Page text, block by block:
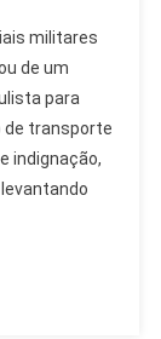
militares
de um
para
de transporte
indignação,